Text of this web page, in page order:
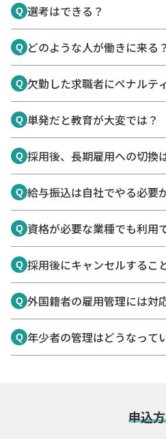
初期費・求人掲載料金は発生
が発生します。
なお、応募者が欠勤した場合
ん。
Q 選考はできる？
可能です。応募者の勤務実績
を選択できます。
選考期限は応募から24時間で
用となります。
す。
Q どのような人が働きに来る？
学生や主婦、定年後のシニア
あります。
特に、近隣に住んでいる方か
す。
Q 欠勤した求職者にペナルテ
マッチボックスの基準に則り
が減少、 またはポイントがな
のご利用に制限がかかります
Q 単発だと教育が大変では？
求職者は毎月、平均5回程度
繰り返し勤務する傾向もあり
既存従業員と同様、繰り返し
ることが期待できます。
Q 採用後、長期雇用への切換
可能です。長期雇用への切換
ひ、自社に合う方がいたら長
い。
Q 給与振込は自社でやる必要
不要です。給与は運営事務局
MatchboxTechnologies）が
します。
事業者の負担軽減と、求職者
Q 資格が必要な業種でも利用
可能です。求人掲載時に、必
す。
介護や保育など資格が必要な
ります。
Q 採用後にキャンセルするこ
可能です。ただし、会社の都
（採用取消）は、 休業手当を
ります。
Q 外国籍者の雇用管理には対
外国籍の方は事前に在留資格
ます。
システムにより在留資格に定
Q 年少者の管理はどうなって
定労働時間のみが適用されま
午前5時までの間に応募・勤
申込